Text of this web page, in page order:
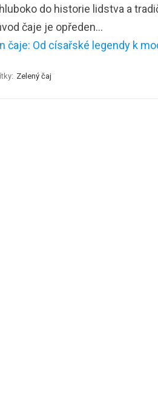
do historie lidstva a
čaje je opředen…
čaje: Od císařské legendy k
Zelený čaj